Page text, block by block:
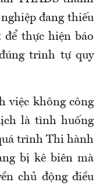
đang thiếu
thực hiện báo
trình tự quy
việc không công
là tình huống
trình Thi hành
bị kê biên mà
chủ động điều